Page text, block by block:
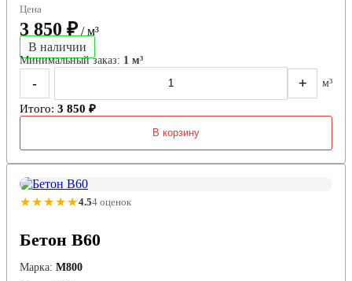
Цена
3 850 ₽ / м³
В наличии
Минимальный заказ: 1 м³
- + м³
Итого: 3 850 ₽
В корзину
★★★★★4.54 оценок
Бетон B60
Марка: М800